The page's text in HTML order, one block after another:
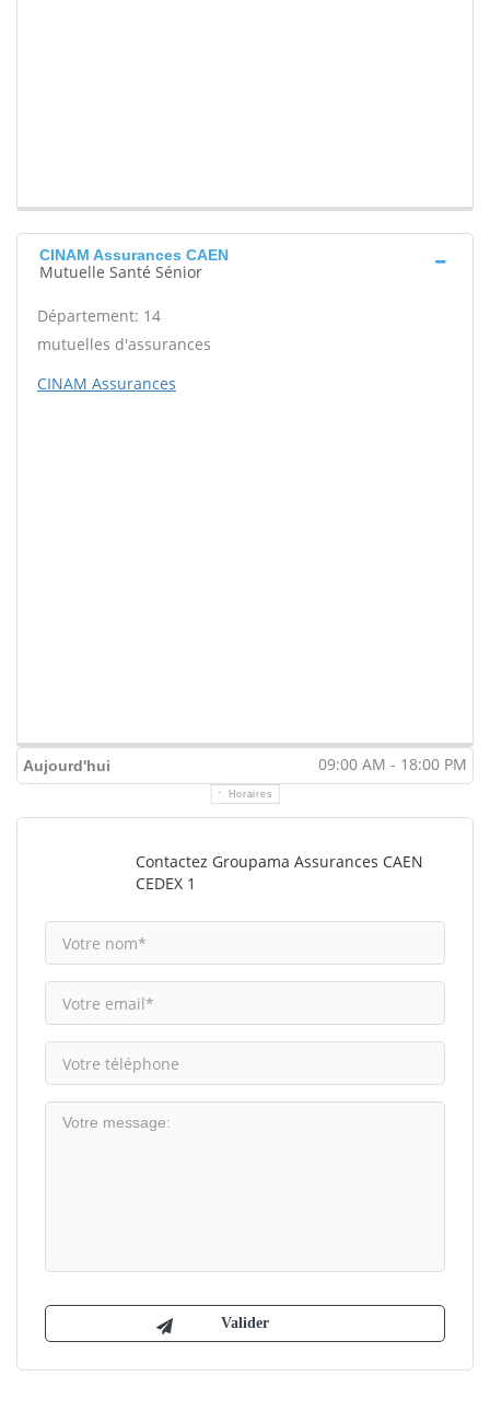
CINAM Assurances CAEN
Mutuelle Santé Sénior
Département: 14
mutuelles d'assurances
CINAM Assurances
Aujourd'hui 09:00 AM - 18:00 PM
Horaires
Contactez Groupama Assurances CAEN
CEDEX 1